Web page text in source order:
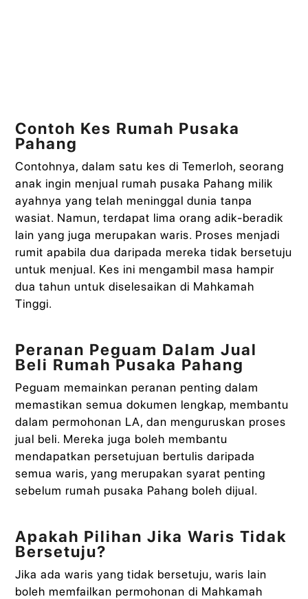
Contoh Kes Rumah Pusaka
Pahang
Contohnya, dalam satu kes di Temerloh, seorang
anak ingin menjual rumah pusaka Pahang milik
ayahnya yang telah meninggal dunia tanpa
wasiat. Namun, terdapat lima orang adik-beradik
lain yang juga merupakan waris. Proses menjadi
rumit apabila dua daripada mereka tidak bersetuju
untuk menjual. Kes ini mengambil masa hampir
dua tahun untuk diselesaikan di Mahkamah
Tinggi.
Peranan Peguam Dalam Jual
Beli Rumah Pusaka Pahang
Peguam memainkan peranan penting dalam
memastikan semua dokumen lengkap, membantu
dalam permohonan LA, dan menguruskan proses
jual beli. Mereka juga boleh membantu
mendapatkan persetujuan bertulis daripada
semua waris, yang merupakan syarat penting
sebelum rumah pusaka Pahang boleh dijual.
Apakah Pilihan Jika Waris Tidak
Bersetuju?
Jika ada waris yang tidak bersetuju, waris lain
boleh memfailkan permohonan di Mahkamah